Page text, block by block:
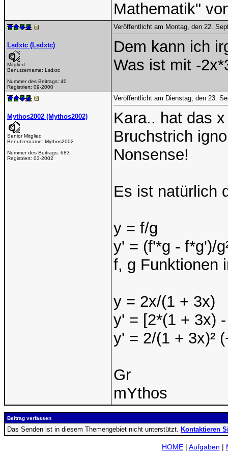
Mathematik"
Lsdxtc (Lsdxtc)
Mitglied
Benutzername: Lsdxtc
Nummer des Beitrags: 40
Registriert: 09-2000
Veröffentlicht am Montag, den 22.
Dem kann ich
Was ist mit -
Mythos2002 (Mythos2002)
Senior Mitglied
Benutzername: Mythos2002
Nummer des Beitrags: 683
Registriert: 03-2002
Veröffentlicht am Dienstag, den 23.
Kara.. hat das
Bruchstrich
Nonsense!
Es ist natürlich
y = f/g
y' = (f'*g - f*g')/
f, g Funktionen
y = 2x/(1 + 3x)
y' = [2*(1 + 3x)
y' = 2/(1 + 3x)²
Gr
mYthos
Beitrag verfassen
Das Senden ist in diesem Themengebiet nicht unterstützt. Kontaktieren
HOME| Aufgaben |